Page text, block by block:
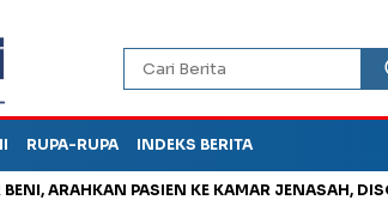
RUPA-RUPA INDEKS BERITA
ARAHKAN PASIEN KE KAMAR JENASAH, DISOROT